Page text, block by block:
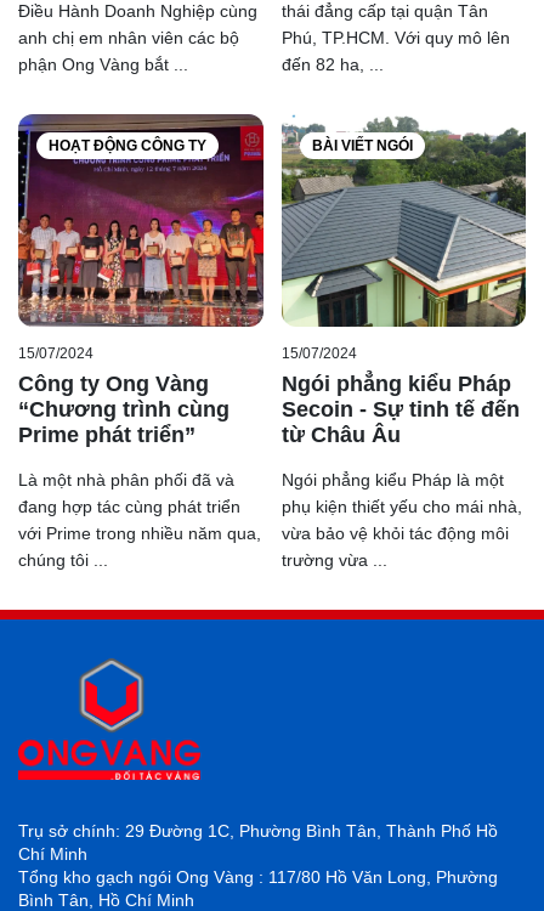
Điều Hành Doanh Nghiệp cùng
anh chị em nhân viên các bộ
phận Ong Vàng bắt ...
thái đẳng cấp tại quận Tân
Phú, TP.HCM. Với quy mô lên
đến 82 ha, ...
HOẠT ĐỘNG CÔNG TY
15/07/2024
Công ty Ong Vàng
“Chương trình cùng
Prime phát triển”
Là một nhà phân phối đã và
đang hợp tác cùng phát triển
với Prime trong nhiều năm qua,
chúng tôi ...
BÀI VIẾT NGÓI
15/07/2024
Ngói phẳng kiểu Pháp
Secoin - Sự tinh tế đến
từ Châu Âu
Ngói phẳng kiểu Pháp là một
phụ kiện thiết yếu cho mái nhà,
vừa bảo vệ khỏi tác động môi
trường vừa ...
Trụ sở chính: 29 Đường 1C, Phường Bình Tân, Thành Phố Hồ
Chí Minh
Tổng kho gạch ngói Ong Vàng : 117/80 Hồ Văn Long, Phường
Bình Tân, Hồ Chí Minh